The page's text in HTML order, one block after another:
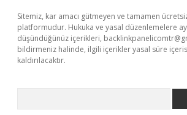
Sitemiz, kar amacı gütmeyen ve tamamen
platformudur. Hukuka ve yasal düzenlemelere
düşündüğünüz içerikleri,
bildirmeniz halinde, ilgili içerikler yasal süre
kaldırılacaktır.